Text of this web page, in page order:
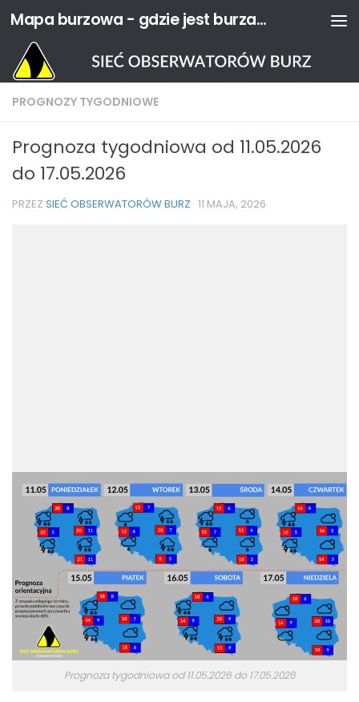
Przejdź do treści Mapa burzowa - gdzie jest burza? | Sieć Obserwatorów Burz
PROGNOZY TYGODNIOWE
Prognoza tygodniowa od 11.05.2026
do 17.05.2026
PRZEZ SIEĆ OBSERWATORÓW BURZ · 11 MAJA, 2026
Prognoza tygodniowa od 11.05.2026 do 17.05.2026